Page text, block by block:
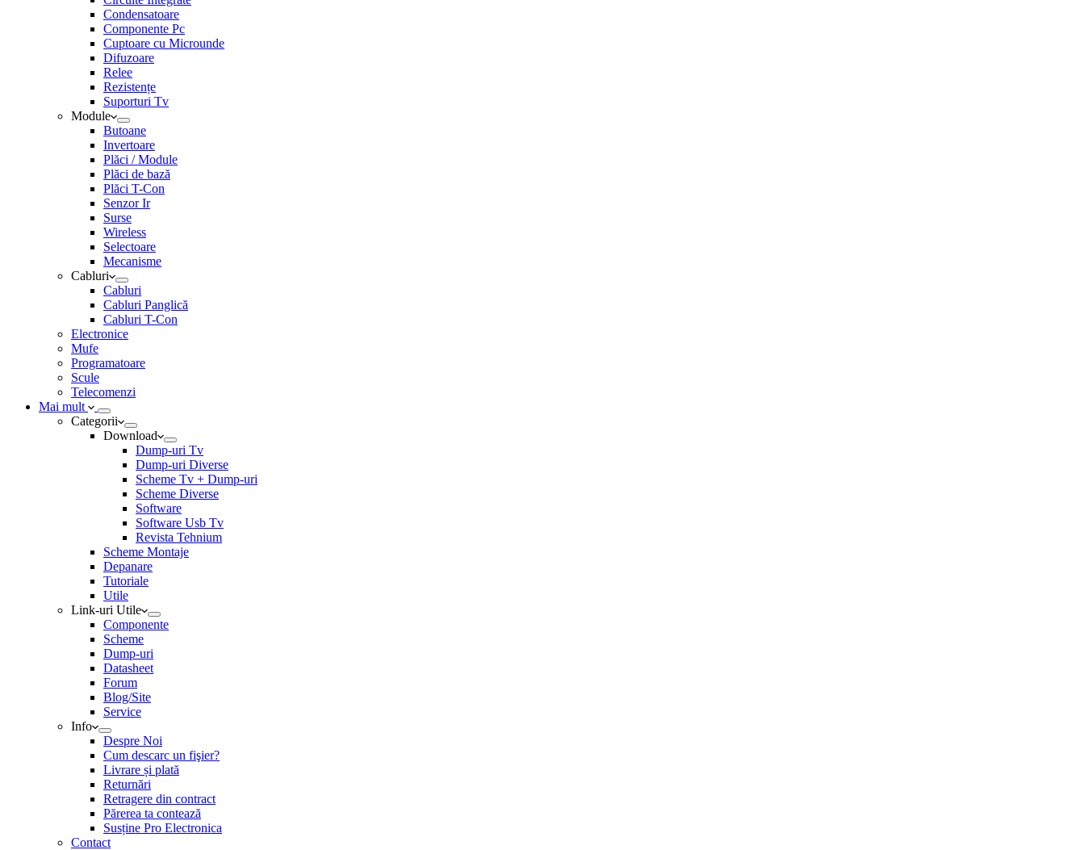
Condensatoare
Componente Pc
Cuptoare cu Microunde
Difuzoare
Relee
Rezistențe
Suporturi Tv
Module
Butoane
Invertoare
Plăci / Module
Plăci de bază
Plăci T-Con
Senzor Ir
Surse
Wireless
Selectoare
Mecanisme
Cabluri
Cabluri
Cabluri Panglică
Cabluri T-Con
Electronice
Mufe
Programatoare
Scule
Telecomenzi
Mai mult
Categorii
Download
Dump-uri Tv
Dump-uri Diverse
Scheme Tv + Dump-uri
Scheme Diverse
Software
Software Usb Tv
Revista Tehnium
Scheme Montaje
Depanare
Tutoriale
Utile
Link-uri Utile
Componente
Scheme
Dump-uri
Datasheet
Forum
Blog/Site
Service
Info
Despre Noi
Cum descarc un fişier?
Livrare și plată
Returnări
Retragere din contract
Părerea ta contează
Susține Pro Electronica
Contact